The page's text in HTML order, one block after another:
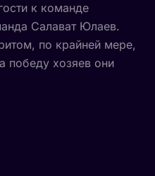
к команде
Салават Юлаев.
по крайней мере,
победу хозяев они